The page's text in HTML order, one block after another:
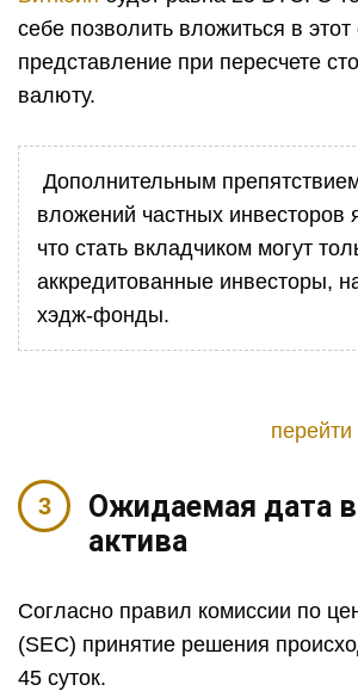
себе позволить вложиться в
представление при пересчете
валюту.
Дополнительным
вложений частных инвесторов
что стать вкладчиком могут
аккредитованные инвесторы,
хэдж-фонды.
Ожидаемая дата
актива
Согласно правил комиссии по
(SEC) принятие решения
45 суток.